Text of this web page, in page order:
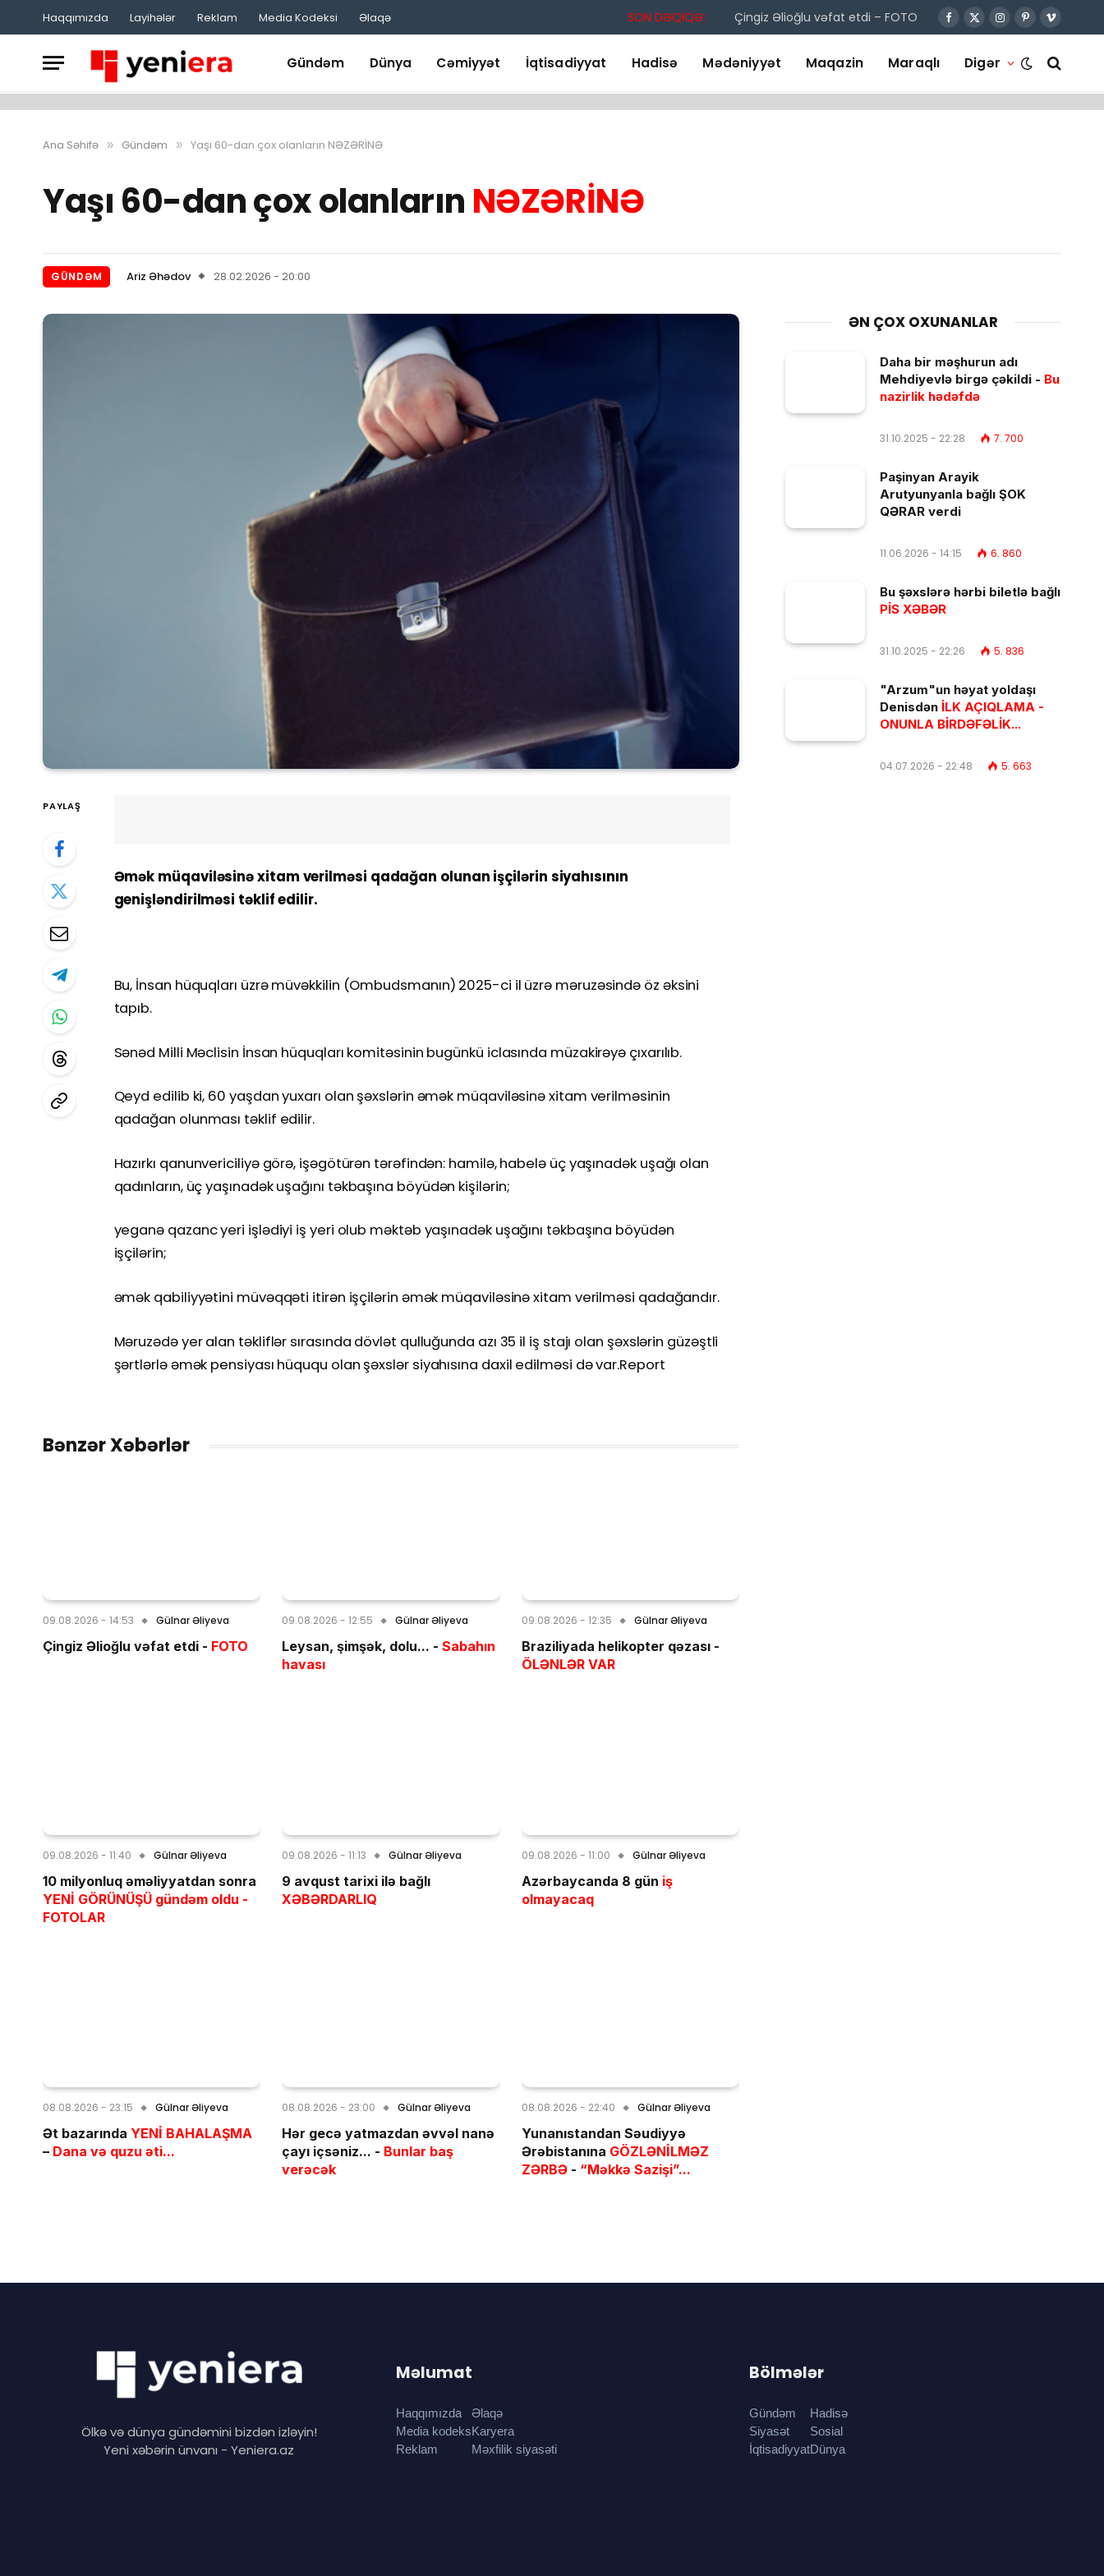
Haqqımızda Layihələr Reklam Media Kodeksi Əlaqə SON DƏQİQƏ: Çingiz Əlioğlu vəfat etdi – FOTO Facebook
X
Instagram
Pinterest
Vimeo
Gündəm Dünya Cəmiyyət İqtisadiyyat Hadisə Mədəniyyət Maqazin Maraqlı Digər
Ana Səhifə » Gündəm » Yaşı 60-dan çox olanların NƏZƏRİNƏ
Yaşı 60-dan çox olanların NƏZƏRİNƏ
GÜNDƏM Ariz Əhədov 28.02.2026 - 20:00
PAYLAŞ
Əmək müqaviləsinə xitam verilməsi qadağan olunan işçilərin siyahısının
genişləndirilməsi təklif edilir.
Bu, İnsan hüquqları üzrə müvəkkilin (Ombudsmanın) 2025-ci il üzrə məruzəsində öz əksini
tapıb.
Sənəd Milli Məclisin İnsan hüquqları komitəsinin bugünkü iclasında müzakirəyə çıxarılıb.
Qeyd edilib ki, 60 yaşdan yuxarı olan şəxslərin əmək müqaviləsinə xitam verilməsinin
qadağan olunması təklif edilir.
Hazırkı qanunvericiliyə görə, işəgötürən tərəfindən: hamilə, habelə üç yaşınadək uşağı olan
qadınların, üç yaşınadək uşağını təkbaşına böyüdən kişilərin;
yeganə qazanc yeri işlədiyi iş yeri olub məktəb yaşınadək uşağını təkbaşına böyüdən
işçilərin;
əmək qabiliyyətini müvəqqəti itirən işçilərin əmək müqaviləsinə xitam verilməsi qadağandır.
Məruzədə yer alan təkliflər sırasında dövlət qulluğunda azı 35 il iş stajı olan şəxslərin güzəştli
şərtlərlə əmək pensiyası hüququ olan şəxslər siyahısına daxil edilməsi də var.Report
Bənzər Xəbərlər
09.08.2026 - 14:53 Gülnar Əliyeva
Çingiz Əlioğlu vəfat etdi - FOTO
09.08.2026 - 12:55 Gülnar Əliyeva
Leysan, şimşək, dolu... - Sabahın
havası
09.08.2026 - 12:35 Gülnar Əliyeva
Braziliyada helikopter qəzası -
ÖLƏNLƏR VAR
09.08.2026 - 11:40 Gülnar Əliyeva
10 milyonluq əməliyyatdan sonra
YENİ GÖRÜNÜŞÜ gündəm oldu -
FOTOLAR
09.08.2026 - 11:13 Gülnar Əliyeva
9 avqust tarixi ilə bağlı
XƏBƏRDARLIQ
09.08.2026 - 11:00 Gülnar Əliyeva
Azərbaycanda 8 gün iş
olmayacaq
08.08.2026 - 23:15 Gülnar Əliyeva
Ət bazarında YENİ BAHALAŞMA
– Dana və quzu əti...
08.08.2026 - 23:00 Gülnar Əliyeva
Hər gecə yatmazdan əvvəl nanə
çayı içsəniz... - Bunlar baş
verəcək
08.08.2026 - 22:40 Gülnar Əliyeva
Yunanıstandan Səudiyyə
Ərəbistanına GÖZLƏNİLMƏZ
ZƏRBƏ- “Məkkə Sazişi”...
ƏN ÇOX OXUNANLAR
Daha bir məşhurun adı
Mehdiyevlə birgə çəkildi - Bu
nazirlik hədəfdə
31.10.2025 - 22:28 7. 700
Paşinyan Arayik
Arutyunyanla bağlı ŞOK
QƏRAR verdi
11.06.2026 - 14:15 6. 860
Bu şəxslərə hərbi biletlə bağlı
PİS XƏBƏR
31.10.2025 - 22:26 5. 836
"Arzum"un həyat yoldaşı
Denisdən İLK AÇIQLAMA -
ONUNLA BİRDƏFƏLİK...
04.07.2026 - 22:48 5. 663
Ölkə və dünya gündəmini bizdən izləyin!
Yeni xəbərin ünvanı - Yeniera.az
Məlumat
Haqqımızda
Media kodeks
Reklam
Əlaqə
Karyera
Məxfilik siyasəti
Bölmələr
Gündəm
Siyasət
İqtisadiyyat
Hadisə
Sosial
Dünya